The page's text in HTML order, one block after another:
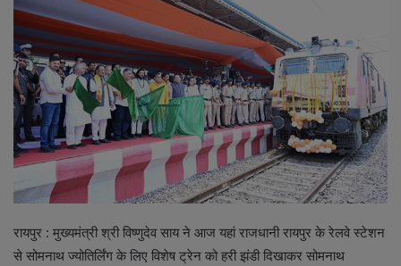
रायपुर : मुख्यमंत्री श्री विष्णुदेव साय ने आज यहां राजधानी रायपुर के रेलवे स्टेशन
से सोमनाथ ज्योतिर्लिंग के लिए विशेष ट्रेन को हरी झंडी दिखाकर सोमनाथ